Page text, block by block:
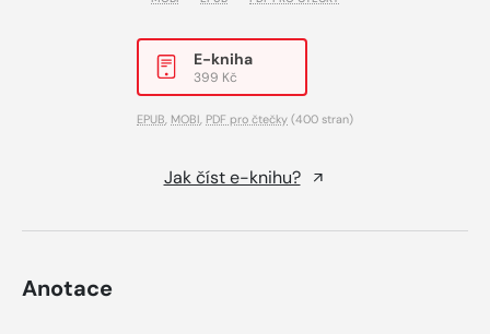
E-kniha
399 Kč
EPUB MOBI PDF pro čtečky (400 stran)
Jak číst e-knihu?
Anotace